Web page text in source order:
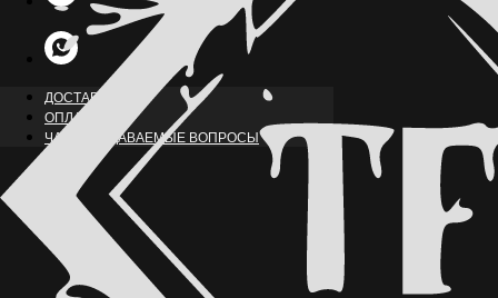
ДОСТАВКА
ОПЛАТА
ЧАСТО ЗАДАВАЕМЫЕ ВОПРОСЫ